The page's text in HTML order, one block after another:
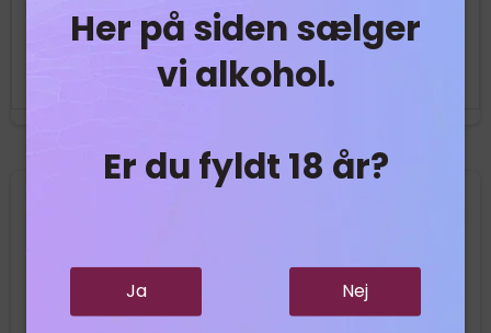
Her på siden sælger
vi alkohol.
Er du fyldt 18 år?
Ja Nej
611,96 DKK